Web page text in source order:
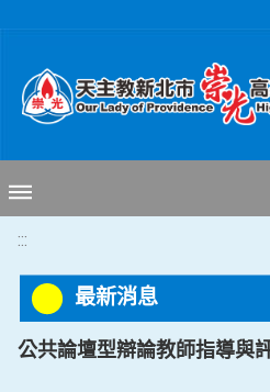
:::
最新消息
公共論壇型辯論教師指導與